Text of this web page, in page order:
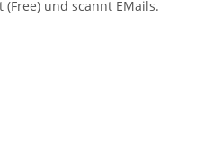
und scannt EMails.